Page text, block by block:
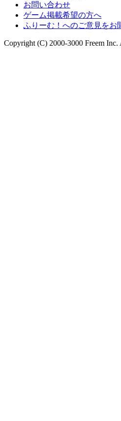
お問い合わせ
ゲーム掲載希望の方へ
ふりーむ！へのご意見をお
Copyright (C) 2000-3000 Freem Inc.